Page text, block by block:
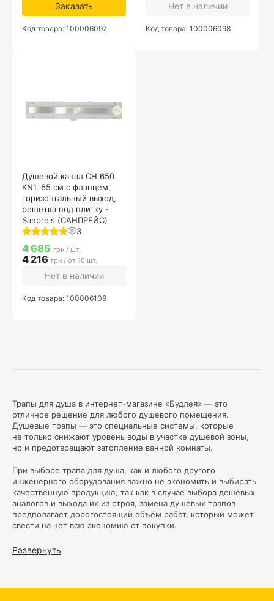
Трапы для душа в интернет-магазине «Будлея» — это
отличное решение для любого душевого помещения.
Душевые трапы — это специальные системы, которые
не только снижают уровень воды в участке душевой зоны,
но и предотвращают затопление ванной комнаты.
При выборе трапа для душа, как и любого другого
инженерного оборудования важно не экономить и выбирать
качественную продукцию, так как в случае выбора дешёвых
аналогов и выхода их из строя, замена душевых трапов
предполагает дорогостоящий объём работ, который может
свести на нет всю экономию от покупки.
В нашем магазине представлен широкий ассортимент
Развернуть
Заказать
Код товара: 100006097
Нет в наличии
Код товара: 100006098
Душевой канал CH 650
KN1, 65 см с фланцем,
горизонтальный выход,
решетка под плитку -
Sanpreis (САНПРЕЙС)
3
4 685 грн / шт.
4 216 грн / от 10 шт.
Нет в наличии
Код товара: 100006109